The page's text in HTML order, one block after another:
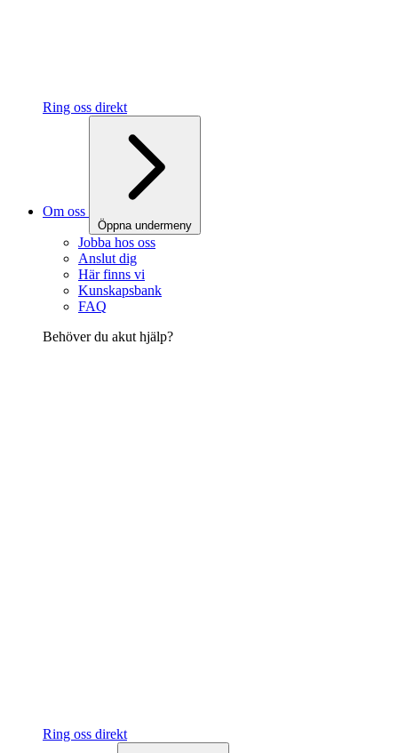
Ring oss direkt
Om oss
Öppna undermeny
Jobba hos oss
Anslut dig
Här finns vi
Kunskapsbank
FAQ
Behöver du akut hjälp?
Ring oss direkt